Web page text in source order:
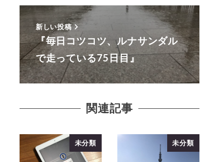
新しい投稿
『毎日コツコツ、ルナサンダル
で走っている75日目』
関連記事
未分類 未分類